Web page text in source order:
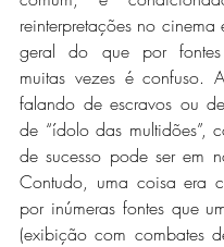
reinterpretações no
geral do que por
muitas vezes é confuso.
falando de escravos ou
de “ídolo das multidões”,
de sucesso pode ser em
Contudo, uma coisa era
por inúmeras fontes que
(exibição com combates